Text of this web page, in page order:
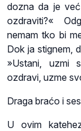
dozna da je
ozdraviti?«
nemam tko bi
Dok ja stignem,
»Ustani, uzmi
ozdravi, uzme
Draga braćo i
U ovim